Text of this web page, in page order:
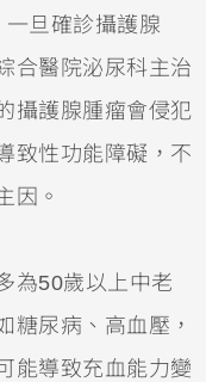
旦確診攝護腺
合醫院泌尿科主治
攝護腺腫瘤會侵犯
致性功能障礙，不
因。
為50歲以上中老
糖尿病、高血壓，
能導致充血能力變